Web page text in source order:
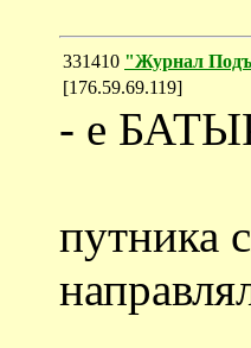
331410 "Журнал
[176.59.69.119]
- е
путника